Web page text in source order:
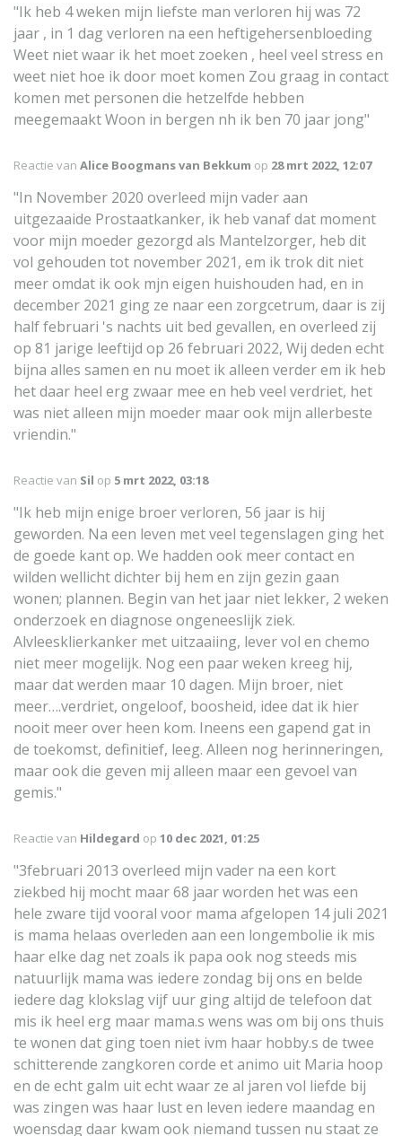
"Ik heb 4 weken mijn liefste man verloren hij was 72
jaar , in 1 dag verloren na een heftigehersenbloeding
Weet niet waar ik het moet zoeken , heel veel stress en
weet niet hoe ik door moet komen Zou graag in contact
komen met personen die hetzelfde hebben
meegemaakt Woon in bergen nh ik ben 70 jaar jong"
Reactie van Alice Boogmans van Bekkum op 28 mrt 2022, 12:07
"In November 2020 overleed mijn vader aan
uitgezaaide Prostaatkanker, ik heb vanaf dat moment
voor mijn moeder gezorgd als Mantelzorger, heb dit
vol gehouden tot november 2021, em ik trok dit niet
meer omdat ik ook mjn eigen huishouden had, en in
december 2021 ging ze naar een zorgcetrum, daar is zij
half februari 's nachts uit bed gevallen, en overleed zij
op 81 jarige leeftijd op 26 februari 2022, Wij deden echt
bijna alles samen en nu moet ik alleen verder em ik heb
het daar heel erg zwaar mee en heb veel verdriet, het
was niet alleen mijn moeder maar ook mijn allerbeste
vriendin."
Reactie van Sil op 5 mrt 2022, 03:18
"Ik heb mijn enige broer verloren, 56 jaar is hij
geworden. Na een leven met veel tegenslagen ging het
de goede kant op. We hadden ook meer contact en
wilden wellicht dichter bij hem en zijn gezin gaan
wonen; plannen. Begin van het jaar niet lekker, 2 weken
onderzoek en diagnose ongeneeslijk ziek.
Alvleesklierkanker met uitzaaiing, lever vol en chemo
niet meer mogelijk. Nog een paar weken kreeg hij,
maar dat werden maar 10 dagen. Mijn broer, niet
meer….verdriet, ongeloof, boosheid, idee dat ik hier
nooit meer over heen kom. Ineens een gapend gat in
de toekomst, definitief, leeg. Alleen nog herinneringen,
maar ook die geven mij alleen maar een gevoel van
gemis."
Reactie van Hildegard op 10 dec 2021, 01:25
"3februari 2013 overleed mijn vader na een kort
ziekbed hij mocht maar 68 jaar worden het was een
hele zware tijd vooral voor mama afgelopen 14 juli 2021
is mama helaas overleden aan een longembolie ik mis
haar elke dag net zoals ik papa ook nog steeds mis
natuurlijk mama was iedere zondag bij ons en belde
iedere dag klokslag vijf uur ging altijd de telefoon dat
mis ik heel erg maar mama.s wens was om bij ons thuis
te wonen dat ging toen niet ivm haar hobby.s de twee
schitterende zangkoren corde et animo uit Maria hoop
en de echt galm uit echt waar ze al jaren vol liefde bij
was zingen was haar lust en leven iedere maandag en
woensdag daar kwam ook niemand tussen nu staat ze